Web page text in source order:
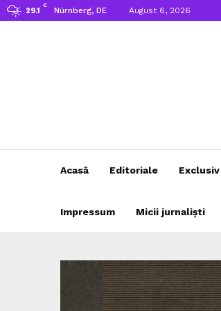
29.1
C
Nürnberg, DE August 6, 2026
Acasă Editoriale Exclusiv
Impressum Micii jurnaliști